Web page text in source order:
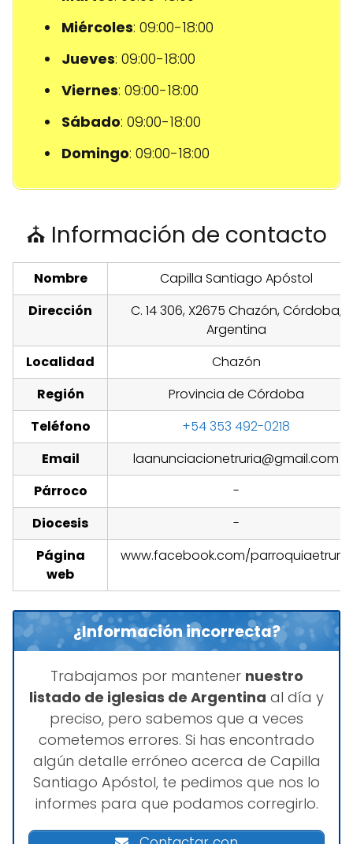
Miércoles: 09:00-18:00
Jueves: 09:00-18:00
Viernes: 09:00-18:00
Sábado: 09:00-18:00
Domingo: 09:00-18:00
⛪ Información de contacto
Nombre
Capilla Santiago Apóstol
Dirección
C. 14 306, X2675 Chazón, Córdoba,
Argentina
Localidad
Chazón
Región
Provincia de Córdoba
Teléfono
+54 353 492-0218
Email
laanunciacionetruria@gmail.com
Párroco
-
Diocesis
-
Página
web
www.facebook.com/parroquiaetruria
¿Información incorrecta?
Trabajamos por mantener nuestro
listado de iglesias de Argentina al día y
preciso, pero sabemos que a veces
cometemos errores. Si has encontrado
algún detalle erróneo acerca de Capilla
Santiago Apóstol, te pedimos que nos lo
informes para que podamos corregirlo.